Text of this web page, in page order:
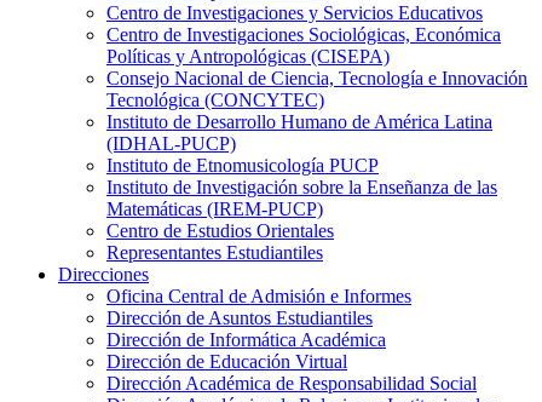
Centro de Investigaciones y Servicios Educativos
Centro de Investigaciones Sociológicas, Económica
Políticas y Antropológicas (CISEPA)
Consejo Nacional de Ciencia, Tecnología e Innovación
Tecnológica (CONCYTEC)
Instituto de Desarrollo Humano de América Latina
(IDHAL-PUCP)
Instituto de Etnomusicología PUCP
Instituto de Investigación sobre la Enseñanza de las
Matemáticas (IREM-PUCP)
Centro de Estudios Orientales
Representantes Estudiantiles
Direcciones
Oficina Central de Admisión e Informes
Dirección de Asuntos Estudiantiles
Dirección de Informática Académica
Dirección de Educación Virtual
Dirección Académica de Responsabilidad Social